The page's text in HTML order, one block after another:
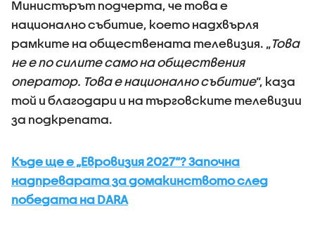
Министърът подчерта, че това е
национално събитие, което надхвърля
рамките на обществената телевизия. „Това
не е по силите само на обществения
оператор. Това е национално събитие“, каза
той и благодари и на търговските телевизии
за подкрепата.
Къде ще е „Евровизия 2027“? Започна
надпреварата за домакинството след
победата на DARA